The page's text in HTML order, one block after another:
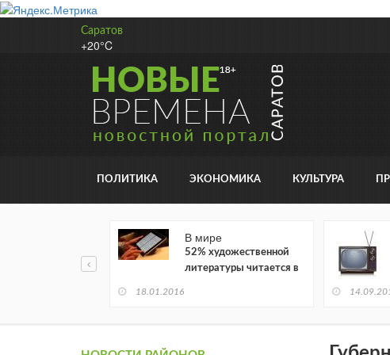
Саратов
+20°C
ПОЛИТИКА ЭКОНОМИКА КУЛЬТУРА
В мире
52% художественной
литературы читается в
18.01.2016